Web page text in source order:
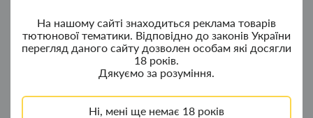
На нашому сайті знаходиться реклама товарів
тютюнової тематики. Відповідно до законів України
перегляд даного сайту дозволен особам які досягли
18 років.
Дякуємо за розуміння.
Ні, мені ще немає 18 років
Новинка
Ковпак для водного "Граната Ф1" - ковпак
композит